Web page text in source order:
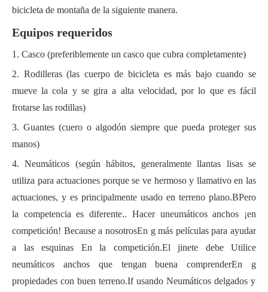
bicicleta de montaña de la siguiente manera.
Equipos requeridos
1. Casco (preferiblemente un casco que cubra completamente)
2. Rodilleras (las cuerpo de bicicleta es más bajo cuando se
mueve la cola y se gira a alta velocidad, por lo que es fácil
frotarse las rodillas)
3. Guantes (cuero o algodón siempre que pueda proteger sus
manos)
4. Neumáticos (según hábitos, generalmentellantas lisasse
utiliza paraactuaciones porquese ve hermoso y llamativo enlas
actuaciones, y es principalmente usado en terreno plano.BPero
la competencia es diferente.. Hacer uneumáticos anchos ¡en
competición! Becausea nosotrosEn gmás películas para ayudar
a las esquinas
En la competición.El jinete debe Utilice
neumáticos anchos que tengan buenacomprenderEn g
propiedades con buen terreno.If usando Neumáticos delgados y